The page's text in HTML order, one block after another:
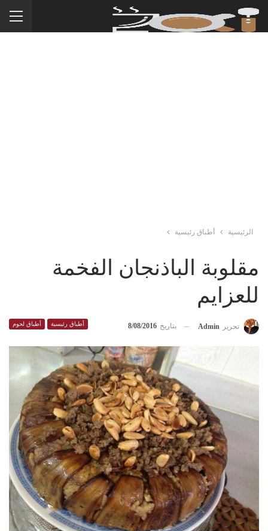
الرئيسية أطباق رئيسية
مقلوبة الباذنجان الفخمة
للعزايم
أطباق رئيسية أطباق لحوم تحرير Admin بتاريخ 8/08/2016